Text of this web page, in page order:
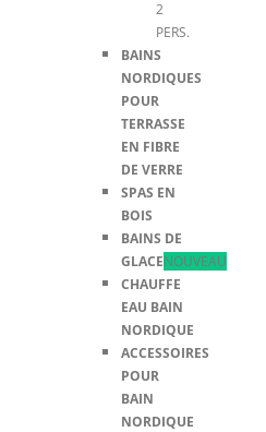
2
PERS.
BAINS
NORDIQUES
POUR
TERRASSE
EN FIBRE
DE VERRE
SPAS EN
BOIS
BAINS DE
GLACENOUVEAU
CHAUFFE
EAU BAIN
NORDIQUE
ACCESSOIRES
POUR
BAIN
NORDIQUE